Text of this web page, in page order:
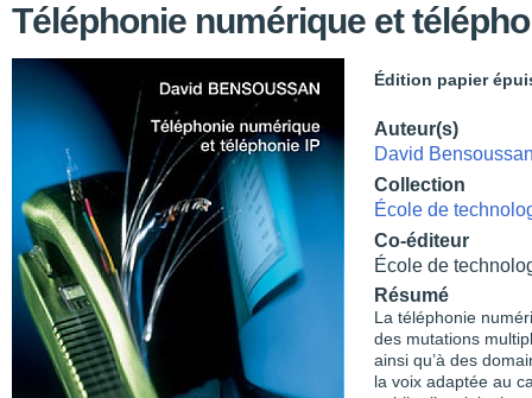
Téléphonie numérique et
Édition papier
Auteur(s)
David
Collection
École de
Co-éditeur
École de
Résumé
La téléphonie
des mutations
ainsi qu’à des
la voix adaptée au